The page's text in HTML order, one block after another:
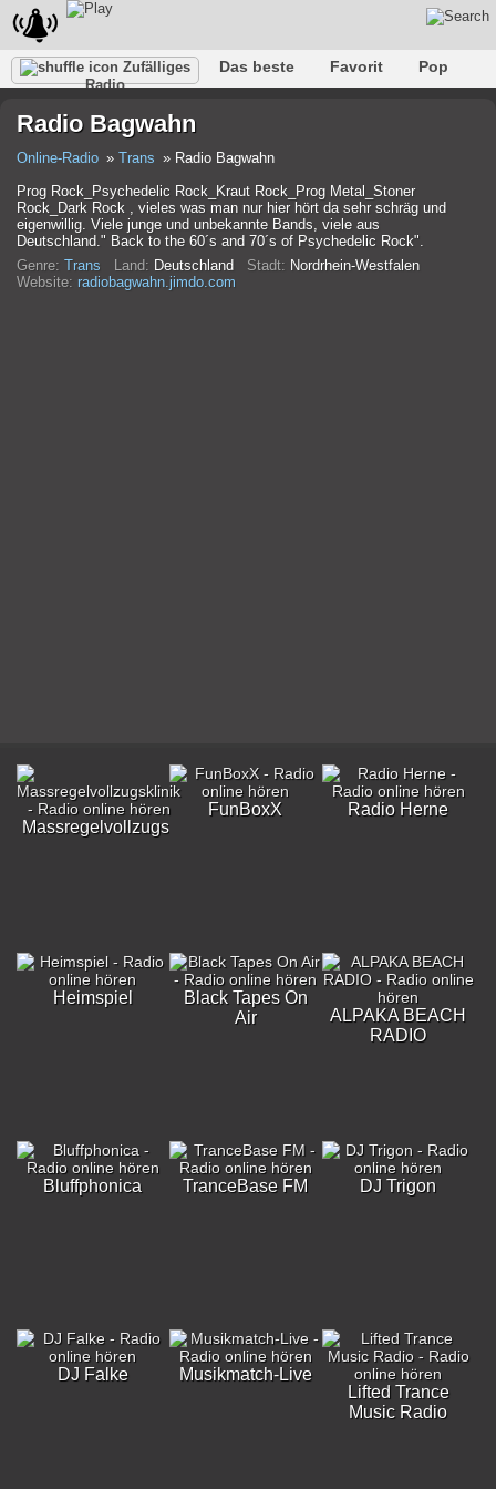
Zufälliges
Radio
Das beste Favorit
Pop
Rap
Trans Falk
Radio Bagwahn
Online-Radio Trans
Radio Bagwahn
Prog Rock_Psychedelic Rock_Kraut Rock_Prog Metal_Stoner
Rock_Dark Rock , vieles was man nur hier hört da sehr schräg und
eigenwillig. Viele junge und unbekannte Bands, viele aus
Deutschland." Back to the 60´s and 70´s of Psychedelic Rock".
Genre: Trans Land: Deutschland Stadt: Nordrhein-Westfalen
Website: radiobagwahn.jimdo.com
Massregelvollzugsklinik
FunBoxX Radio Herne
Heimspiel
Black Tapes On
Air
ALPAKA BEACH
RADIO
Bluffphonica TranceBase FM DJ Trigon
DJ Falke
Musikmatch-Live
Lifted Trance
Music Radio